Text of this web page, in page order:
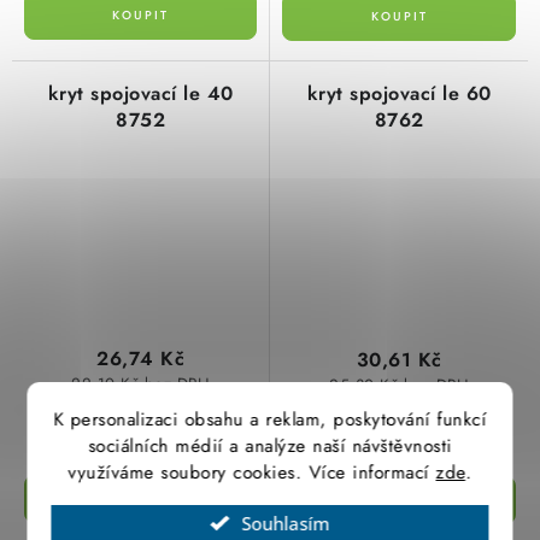
K personalizaci obsahu a reklam, poskytování funkcí
sociálních médií a analýze naší návštěvnosti
využíváme soubory cookies. Více informacízde.
Souhlasím
kryt spojovací le 40
8752
Skladem(14 ks)
22,10 Kč bez DPH
26,74 Kč
kryt spojovací le 60
8762
Skladem(>100 ks)
25,30 Kč bez DPH
30,61 Kč